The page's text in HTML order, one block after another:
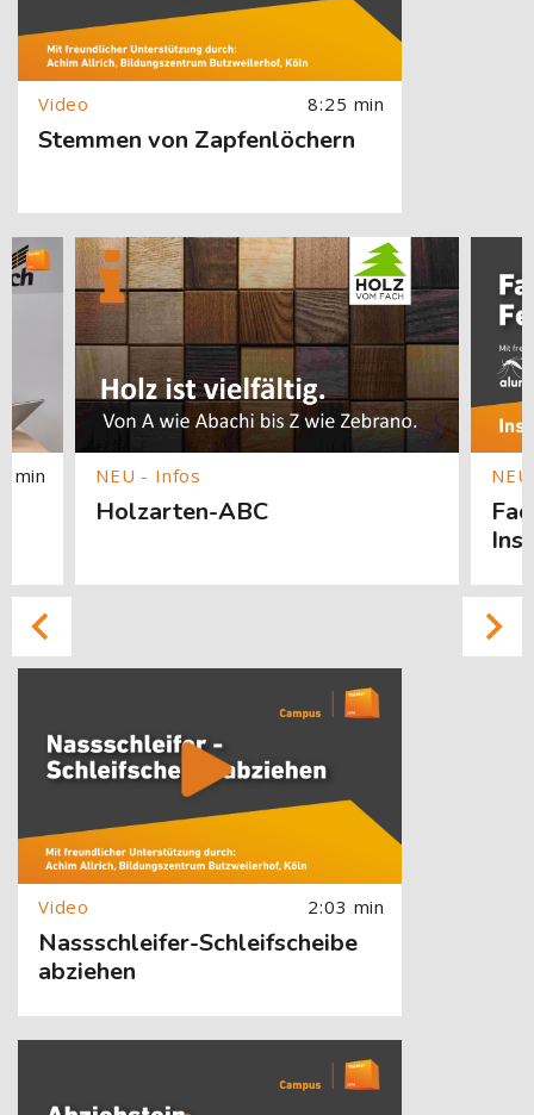
8:25 min
Stemmen von Zapfenlöchern
[Cocoon] Custom HTML überspringen
min
[Cocoon] About (Text with Image) überspringen
Holzarten-ABC
[Cocoon] About (Text with Image) überspringen
2:03 min
Nassschleifer-Schleifscheibe
abziehen
[Cocoon] About (Text with Image) überspringen